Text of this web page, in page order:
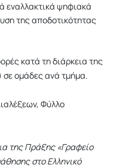
εναλλακτικά ψηφιακά
της αποδοτικότητας
κατά τη διάρκεια της
σε ομάδες ανά τμήμα.
Φύλλο
της Πράξης «Γραφείο
στο Ελληνικό